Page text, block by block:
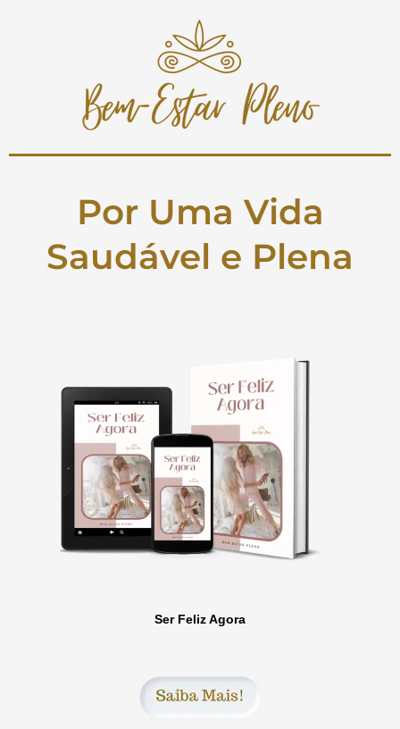
Por Uma Vida
Saudável e Plena
Ser Feliz Agora